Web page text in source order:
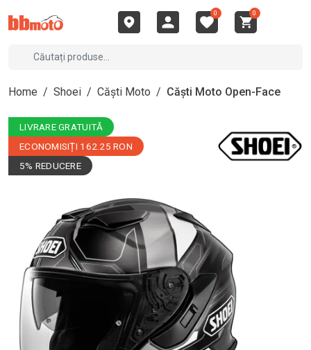
0 0
Home / Shoei / Căști Moto / Căști Moto Open-Face
LIVRARE GRATUITĂ
ECONOMISIȚI 162.25 RON
5% REDUCERE